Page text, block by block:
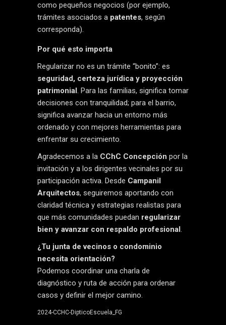
como pequeños negocios (por ejemplo,
trámites asociados a patentes, según
corresponda).
Por qué esto importa
Regularizar no es un trámite “bonito”: es
seguridad, certeza jurídica y proyección
patrimonial. Para las familias, significa tomar
decisiones con tranquilidad; para el barrio,
significa avanzar hacia un entorno más
ordenado y con mejores herramientas para
enfrentar su crecimiento.
Agradecemos a la CChC Concepción por la
invitación y a los dirigentes vecinales por su
participación activa. Desde Campanil
Arquitectos, seguiremos aportando con
claridad técnica y estrategias realistas para
que más comunidades puedan regularizar
bien y avanzar con respaldo profesional.
¿Tu junta de vecinos o condominio
necesita orientación?
Podemos coordinar una charla de
diagnóstico y ruta de acción para ordenar
casos y definir el mejor camino.
2024-CCHC-DipticoEscuela_FG